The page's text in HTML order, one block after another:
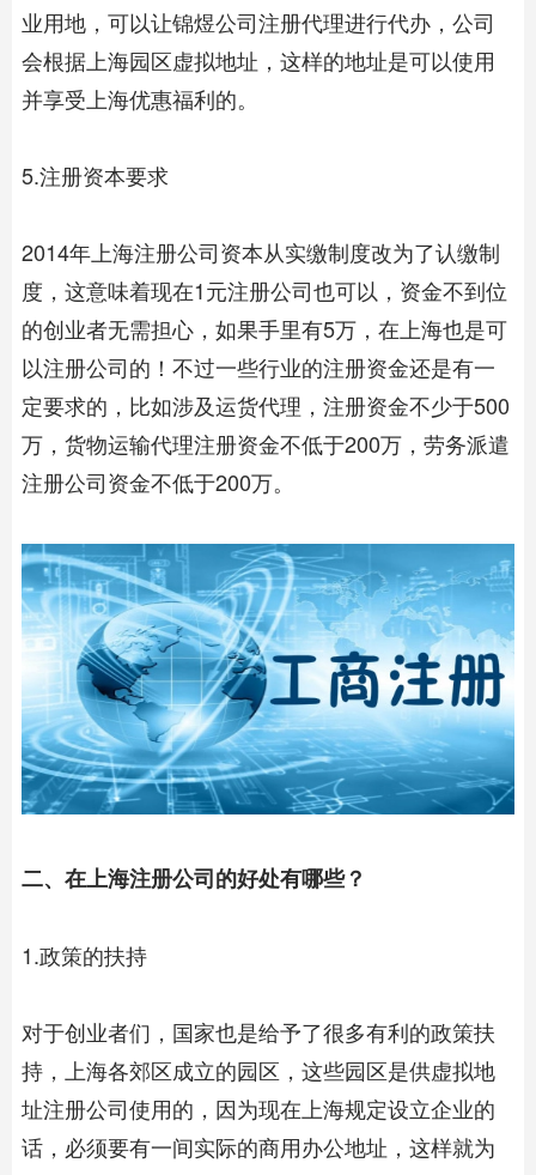
业用地，可以让锦煜公司注册代理进行代办，公司
会根据上海园区虚拟地址，这样的地址是可以使用
并享受上海优惠福利的。
5.注册资本要求
2014年上海注册公司资本从实缴制度改为了认缴制
度，这意味着现在1元注册公司也可以，资金不到位
的创业者无需担心，如果手里有5万，在上海也是可
以注册公司的！不过一些行业的注册资金还是有一
定要求的，比如涉及运货代理，注册资金不少于500
万，货物运输代理注册资金不低于200万，劳务派遣
注册公司资金不低于200万。
二、在上海注册公司的好处有哪些？
1.政策的扶持
对于创业者们，国家也是给予了很多有利的政策扶
持，上海各郊区成立的园区，这些园区是供虚拟地
址注册公司使用的，因为现在上海规定设立企业的
话，必须要有一间实际的商用办公地址，这样就为